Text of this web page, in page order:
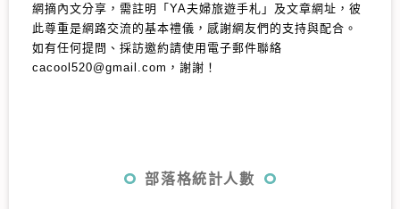
網摘內文分享，需註明「YA夫婦旅遊手札」及文章網址，彼
此尊重是網路交流的基本禮儀，感謝網友們的支持與配合。
如有任何提問、採訪邀約請使用電子郵件聯絡
cacool520@gmail.com，謝謝！
部落格統計人數